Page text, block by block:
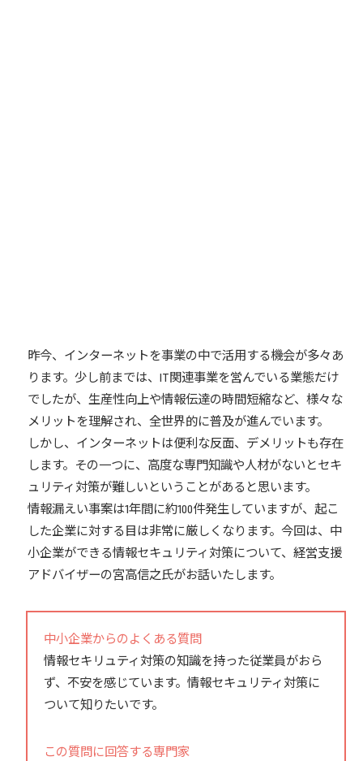
昨今、インターネットを事業の中で活用する機会が多々あ
ります。少し前までは、IT関連事業を営んでいる業態だけ
でしたが、生産性向上や情報伝達の時間短縮など、様々な
メリットを理解され、全世界的に普及が進んでいます。
しかし、インターネットは便利な反面、デメリットも存在
します。その一つに、高度な専門知識や人材がないとセキ
ュリティ対策が難しいということがあると思います。
情報漏えい事案は1年間に約100件発生していますが、起こ
した企業に対する目は非常に厳しくなります。今回は、中
小企業ができる情報セキュリティ対策について、経営支援
アドバイザーの宮高信之氏がお話いたします。
中小企業からのよくある質問
情報セキリュティ対策の知識を持った従業員がおら
ず、不安を感じています。情報セキュリティ対策に
ついて知りたいです。
この質問に回答する専門家